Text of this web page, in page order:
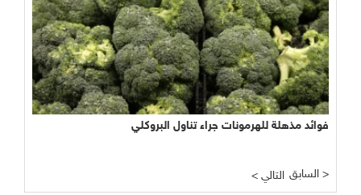
فوائد مذهلة للهرمونات جراء تناول البروكلي
< التالي السابق >